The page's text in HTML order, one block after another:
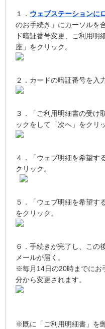
１． ウェブステーションに
のお手続き」にカーソルを
ド暗証番号変更、ご利用明
座」をクリック。
２．カードの暗証番号を入
３．「ご利用明細書の受け
ックをして「次へ」をクリ
４．「ウェブ明細を希望す
クリック。
５．「ウェブ明細を希望す
をクリック。
６．手続きが完了し、この
メールが届く。
※毎月14日の20時までにお
分から変更されます。
※既に「ご利用明細書」を